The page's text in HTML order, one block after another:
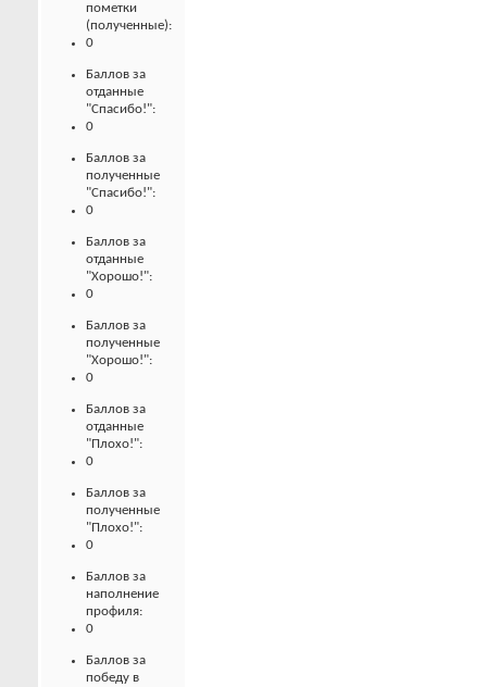
пометки
(полученные):
0
Баллов за
отданные
"Спасибо!":
0
Баллов за
полученные
"Спасибо!":
0
Баллов за
отданные
"Хорошо!":
0
Баллов за
полученные
"Хорошо!":
0
Баллов за
отданные
"Плохо!":
0
Баллов за
полученные
"Плохо!":
0
Баллов за
наполнение
профиля:
0
Баллов за
победу в